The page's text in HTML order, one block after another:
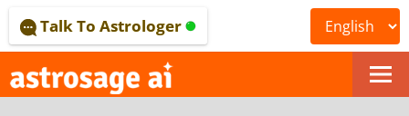
to
content
ONLINE
Talk To Astrologer